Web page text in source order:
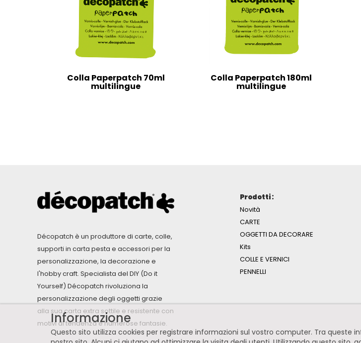
Colla Paperpatch 70ml
multilingue
Colla Paperpatch 180ml
multilingue
Décopatch è un produttore di carte, colle,
supporti in carta pesta e accessori per la
personalizzazione, la decorazione e
l'hobby craft. Specialista del DIY (Do it
Yourself) Décopatch rivoluziona la
personalizzazione degli oggetti grazie
alla sua carta extra sottile e resistente con
motivi di tendenza e numerose fantasie.
Prodotti :
Novità
CARTE
OGGETTI DA DECORARE
Kits
COLLE E VERNICI
PENNELLI
Informazione
Questo sito utilizza cookies per registrare informazioni sul vostro computer. Tra